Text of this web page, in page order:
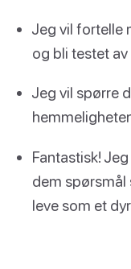
Jeg vil fortelle
og bli testet
Jeg vil spørre
Fantastisk!
dem spørsmål
leve som et